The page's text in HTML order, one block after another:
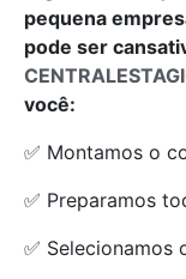
pequena
pode ser
você:
✅ Montamos o
✅ Preparamos
✅ Selecionamos